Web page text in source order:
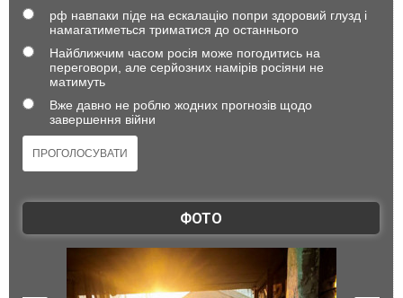
рф навпаки піде на ескалацію попри здоровий глузд і
намагатиметься триматися до останнього
Найближчим часом росія може погодитись на
переговори, але серйозних намірів росіяни не
матимуть
Вже давно не роблю жодних прогнозів щодо
завершення війни
ФОТО